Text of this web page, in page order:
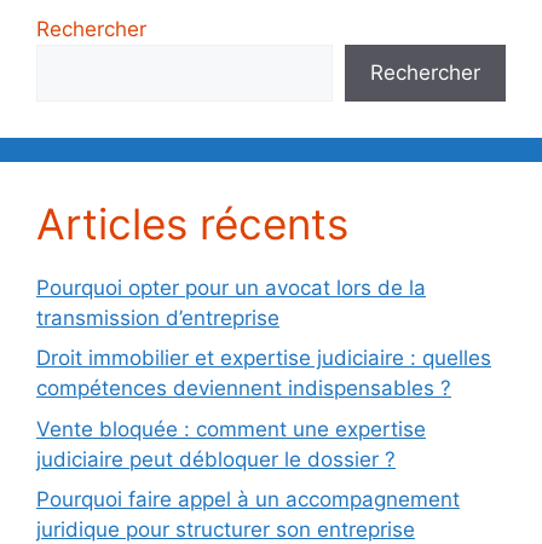
Rechercher
Rechercher
Articles récents
Pourquoi opter pour un avocat lors de la
transmission d’entreprise
Droit immobilier et expertise judiciaire : quelles
compétences deviennent indispensables ?
Vente bloquée : comment une expertise
judiciaire peut débloquer le dossier ?
Pourquoi faire appel à un accompagnement
juridique pour structurer son entreprise